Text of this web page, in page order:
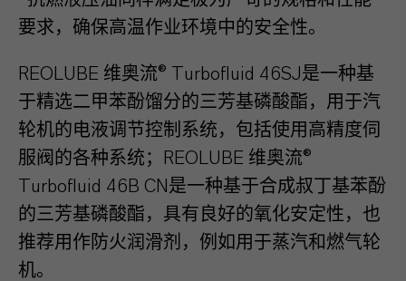
要求，确保高温作业环境中的安全性。
REOLUBE 维奥流® Turbofluid 46SJ是一种基
于精选二甲苯酚馏分的三芳基磷酸酯，用于汽
轮机的电液调节控制系统，包括使用高精度伺
服阀的各种系统；REOLUBE 维奥流®
Turbofluid 46B CN是一种基于合成叔丁基苯酚
的三芳基磷酸酯，具有良好的氧化安定性，也
推荐用作防火润滑剂，例如用于蒸汽和燃气轮
机。